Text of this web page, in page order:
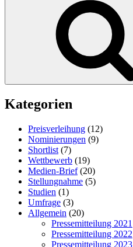
Kategorien
Preisverleihung (12)
Nominierungen (9)
Shortlist (7)
Wettbewerb (19)
Medien-Brief(20)
Stellungnahme (5)
Studien (1)
Umfrage (3)
Allgemein (20)
Pressemitteilung 2021
Pressemitteilung 2022
Pressemitteilung 2023